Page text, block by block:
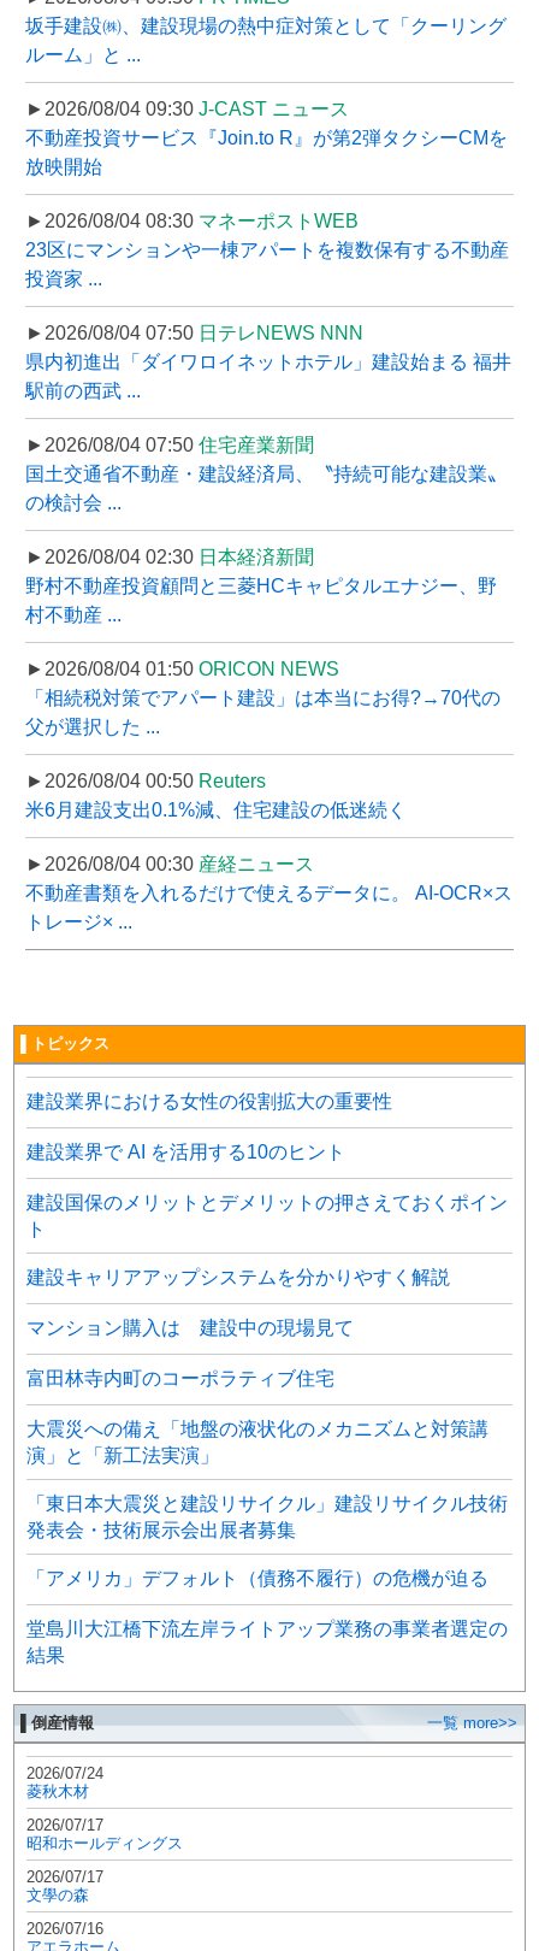
坂手建設㈱、建設現場の熱中症対策として「クーリング
ルーム」と ...
►2026/08/04 09:30 J-CAST ニュース
不動産投資サービス『Join.to R』が第2弾タクシーCMを
放映開始
►2026/08/04 08:30 マネーポストWEB
23区にマンションや一棟アパートを複数保有する不動産
投資家 ...
►2026/08/04 07:50 日テレNEWS NNN
県内初進出「ダイワロイネットホテル」建設始まる 福井
駅前の西武 ...
►2026/08/04 07:50 住宅産業新聞
国土交通省不動産・建設経済局、〝持続可能な建設業〟
の検討会 ...
►2026/08/04 02:30 日本経済新聞
野村不動産投資顧問と三菱HCキャピタルエナジー、野
村不動産 ...
►2026/08/04 01:50 ORICON NEWS
「相続税対策でアパート建設」は本当にお得?→70代の
父が選択した ...
►2026/08/04 00:50 Reuters
米6月建設支出0.1%減、住宅建設の低迷続く
►2026/08/04 00:30 産経ニュース
不動産書類を入れるだけで使えるデータに。 AI-OCR×ス
トレージ× ...
▌トピックス
建設業界における女性の役割拡大の重要性
建設業界で AI を活用する10のヒント
建設国保のメリットとデメリットの押さえておくポイン
ト
建設キャリアアップシステムを分かりやすく解説
マンション購入は 建設中の現場見て
富田林寺内町のコーポラティブ住宅
大震災への備え「地盤の液状化のメカニズムと対策講
演」と「新工法実演」
「東日本大震災と建設リサイクル」建設リサイクル技術
発表会・技術展示会出展者募集
「アメリカ」デフォルト（債務不履行）の危機が迫る
堂島川大江橋下流左岸ライトアップ業務の事業者選定の
結果
▌倒産情報 一覧 more>>
2026/07/24
菱秋木材
2026/07/17
昭和ホールディングス
2026/07/17
文學の森
2026/07/16
アエラホーム